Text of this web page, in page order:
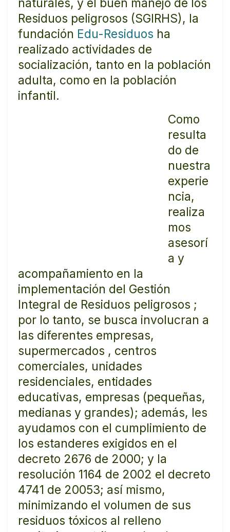
naturales, y el buen manejo de los
Residuos peligrosos (SGIRHS), la
fundación Edu-Residuos ha
realizado actividades de
socialización, tanto en la población
adulta, como en la población
infantil.
Como
resulta
do de
nuestra
experie
ncia,
realiza
mos
asesorí
a y
acompañamiento en la
implementación del Gestión
Integral de Residuos peligrosos ;
por lo tanto, se busca involucran a
las diferentes empresas,
supermercados , centros
comerciales, unidades
residenciales, entidades
educativas, empresas (pequeñas,
medianas y grandes); además, les
ayudamos con el cumplimiento de
los estanderes exigidos en el
decreto 2676 de 2000; y la
resolución 1164 de 2002 el decreto
4741 de 20053; así mismo,
minimizando el volumen de sus
residuos tóxicos al relleno